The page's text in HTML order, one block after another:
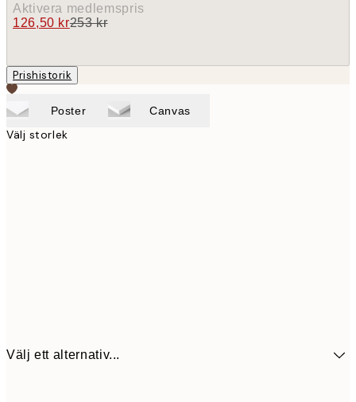
Aktivera medlemspris
126,50 kr253 kr
Prishistorik
Poster Canvas
Välj storlek
Välj ett alternativ...